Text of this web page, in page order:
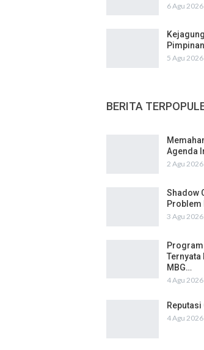
6 Agu 2026
5 Agu 2026
BERITA
Agenda
2 Agu 2026
Shadow
Problem
3 Agu 2026
MBG…
4 Agu 2026
4 Agu 2026